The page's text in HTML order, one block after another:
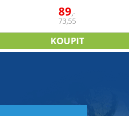
89,-
73,55